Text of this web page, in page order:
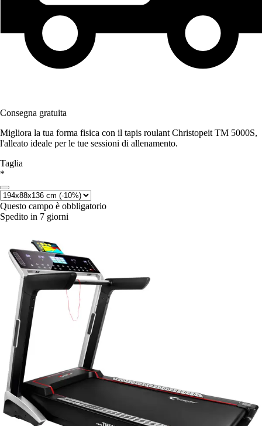
Consegna gratuita
Migliora la tua forma fisica con il tapis roulant Christopeit TM 5000S,
l'alleato ideale per le tue sessioni di allenamento.
Taglia
*
Questo campo è obbligatorio
Spedito in 7 giorni